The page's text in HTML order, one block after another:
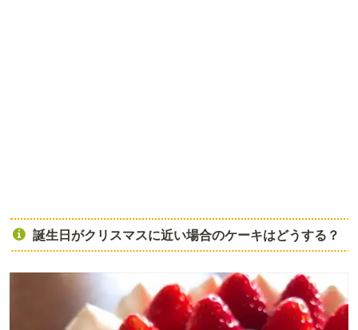
誕生日がクリスマスに近い場合のケーキはどうする？